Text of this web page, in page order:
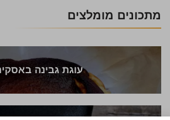
מתכונים מומלצים
עוגת גבינה